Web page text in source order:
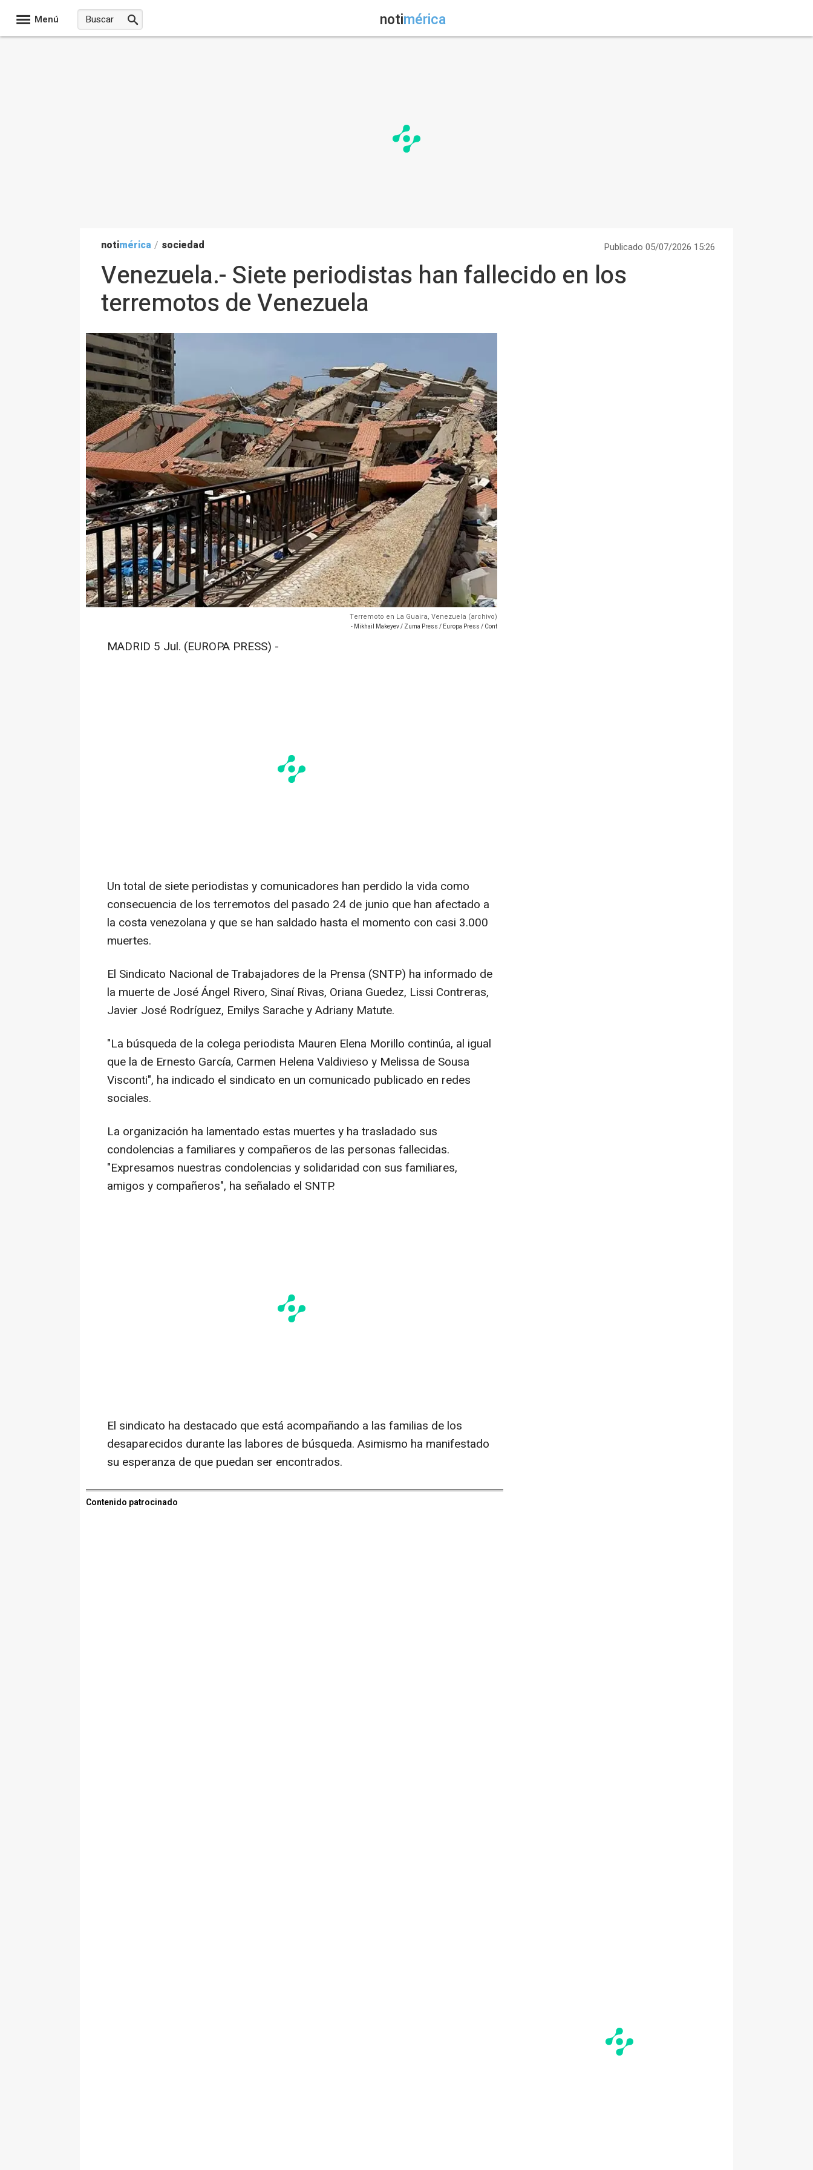
Menú notimérica
notimérica / sociedad Publicado 05/07/2026 15:26
Venezuela.- Siete periodistas han fallecido en los
terremotos de Venezuela
Terremoto en La Guaira, Venezuela (archivo)
- Mikhail Makeyev / Zuma Press / Europa Press / Cont
MADRID 5 Jul. (EUROPA PRESS) -
Un total de siete periodistas y comunicadores han perdido la vida como
consecuencia de los terremotos del pasado 24 de junio que han afectado a
la costa venezolana y que se han saldado hasta el momento con casi 3.000
muertes.
El Sindicato Nacional de Trabajadores de la Prensa (SNTP) ha informado de
la muerte de José Ángel Rivero, Sinaí Rivas, Oriana Guedez, Lissi Contreras,
Javier José Rodríguez, Emilys Sarache y Adriany Matute.
"La búsqueda de la colega periodista Mauren Elena Morillo continúa, al igual
que la de Ernesto García, Carmen Helena Valdivieso y Melissa de Sousa
Visconti", ha indicado el sindicato en un comunicado publicado en redes
sociales.
La organización ha lamentado estas muertes y ha trasladado sus
condolencias a familiares y compañeros de las personas fallecidas.
"Expresamos nuestras condolencias y solidaridad con sus familiares,
amigos y compañeros", ha señalado el SNTP.
El sindicato ha destacado que está acompañando a las familias de los
desaparecidos durante las labores de búsqueda. Asimismo ha manifestado
su esperanza de que puedan ser encontrados.
Contenido patrocinado